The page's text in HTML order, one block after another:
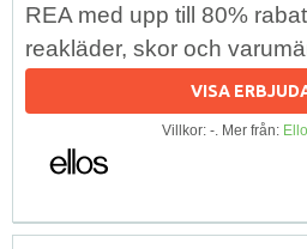
REA med upp till 80%
reakläder, skor och
VISA
Villkor: -. Mer från: